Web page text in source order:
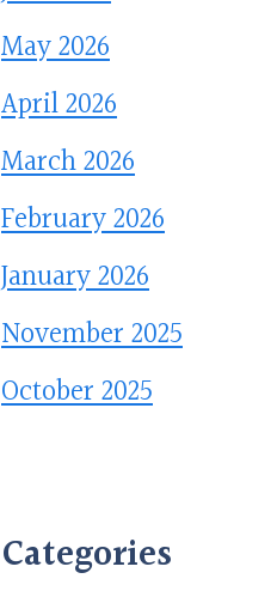
May 2026
April 2026
March 2026
February 2026
January 2026
November 2025
October 2025
Categories